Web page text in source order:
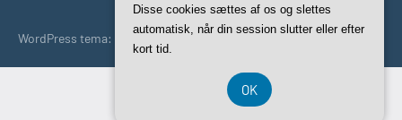
WordPress tema: Occasio by ThemeZee.
CVR-Nummer DK37407739
Disse cookies sættes af os og slettes
automatisk, når din session slutter eller efter
kort tid.
OK